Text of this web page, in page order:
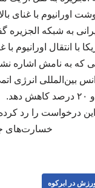
اورانیوم با
انتقال اورانیوم با
که به نامش اشاره
بین‌المللی انرژی
با غنای بالا را به سطح
این درخواست را رد
خسارت‌های
در ابرکوه